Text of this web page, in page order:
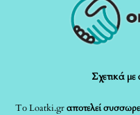
Σχετικά με
Το Loatki.grαποτελεί